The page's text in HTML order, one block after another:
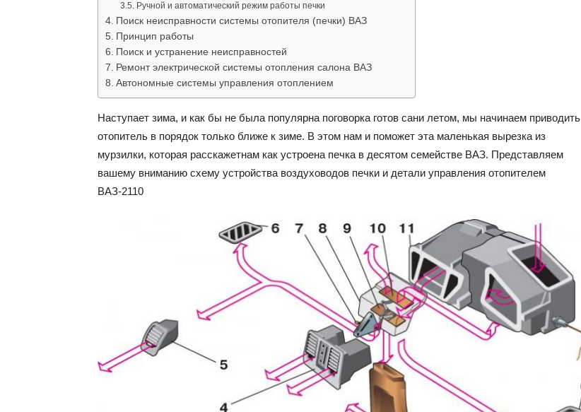
ВАЗ
Ручной и автоматический режим работы печки
Поиск неисправности системы отопителя (печки) ВАЗ
Принцип работы
Поиск и устранение неисправностей
Ремонт электрической системы отопления салона ВАЗ
Автономные системы управления отоплением
Наступает зима, и как бы не была популярна поговорка готов сани летом, мы начинаем приводить
отопитель в порядок только ближе к зиме. В этом нам и поможет эта маленькая вырезка из
мурзилки, которая расскажетнам как устроена печка в десятом семействе ВАЗ. Представляем
вашему вниманию схему устройства воздуховодов печки и детали управления отопителем
ВАЗ-2110